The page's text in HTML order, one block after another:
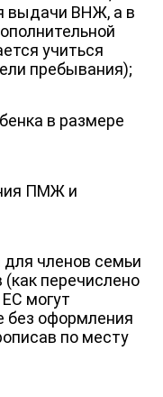
выдачи ВНЖ, а в
учиться
пребывания);
в размере
ПМЖ и
для членов семьи
перечислено
могут
без оформления
по месту